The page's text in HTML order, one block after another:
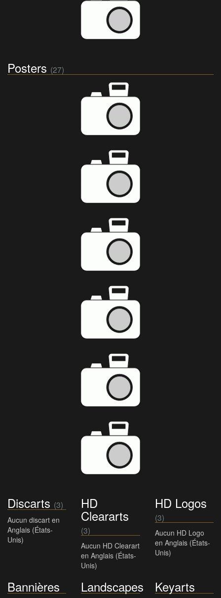
Posters (27)
Discarts (3)
Aucun discart en
Anglais (États-
Unis)
HD
Cleararts
(3)
Aucun HD Clearart
en Anglais (États-
Unis)
HD Logos
(3)
Aucun HD Logo
en Anglais (États-
Unis)
Bannières Landscapes Keyarts